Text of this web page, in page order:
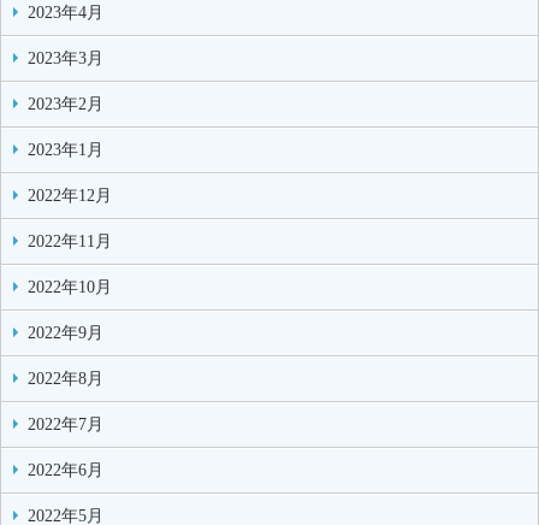
2023年4月
2023年3月
2023年2月
2023年1月
2022年12月
2022年11月
2022年10月
2022年9月
2022年8月
2022年7月
2022年6月
2022年5月